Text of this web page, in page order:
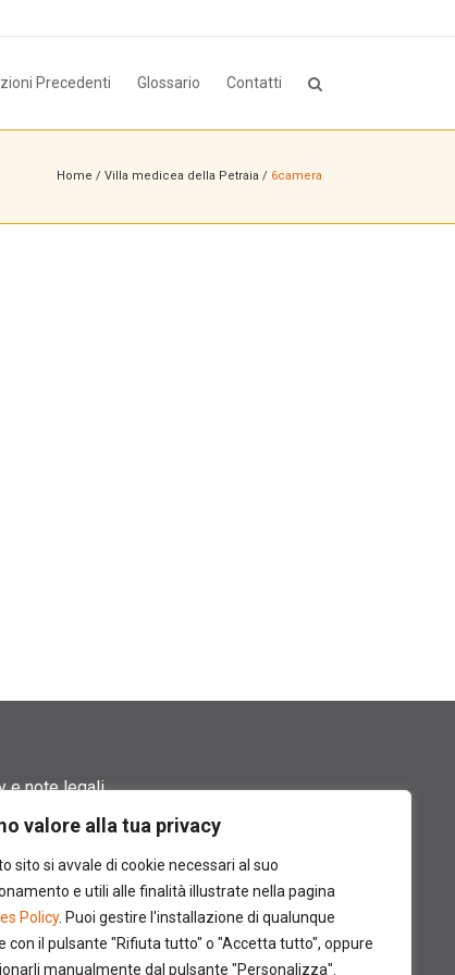
valore alla tua privacy
sito si avvale di cookie necessari al suo
e utili alle finalità illustrate nella pagina
Policy. Puoi gestire l'installazione di qualunque
con il pulsante "Rifiuta tutto" o "Accetta tutto", oppure
manualmente dal pulsante "Personalizza".
Precedenti Glossario Contatti
Home / Villa medicea della Petraia / 6camera
e note legali
di utilizzo
policy